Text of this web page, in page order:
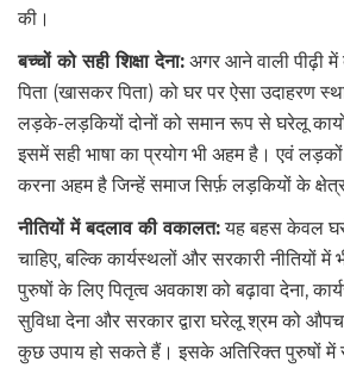
की।
बच्चों को सही शिक्षा देना: अगर आने वाली पीढ़ी में
पिता (खासकर पिता) को घर पर ऐसा उदाहरण
लड़के-लड़कियों दोनों को समान रूप से घरेलू कार्यों
इसमें सही भाषा का प्रयोग भी अहम है। एवं
करना अहम है जिन्हें समाज सिर्फ़ लड़कियों के
नीतियों में बदलाव की वकालत:यह बहस केवल
चाहिए, बल्कि कार्यस्थलों और सरकारी नीतियों में
पुरुषों के लिए पितृत्व अवकाश को बढ़ावा देना,
सुविधा देना और सरकार द्वारा घरेलू श्रम को
कुछ उपाय हो सकते हैं। इसके अतिरिक्त पुरुषों में